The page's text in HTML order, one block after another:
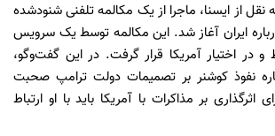
نقل از ایسنا، ماجرا از یک مکالمه تلفنی شنودشده
ایران آغاز شد. این مکالمه توسط یک سرویس
در اختیار آمریکا قرار گرفت. در این گفت‌وگو،
نفوذ کوشنر بر تصمیمات دولت ترامپ صحبت
اثرگذاری بر مذاکرات با آمریکا باید با او ارتباط